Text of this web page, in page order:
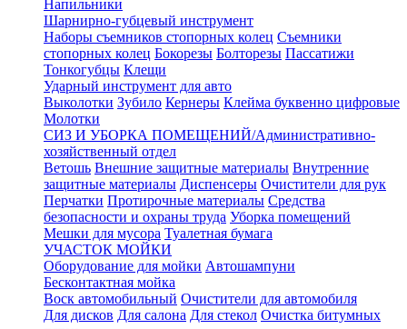
Напильники
Шарнирно-губцевый инструмент
Наборы съемников стопорных колец Съемники
стопорных колец Бокорезы Болторезы Пассатижи
Тонкогубцы Клещи
Ударный инструмент для авто
Выколотки Зубило Кернеры Клейма буквенно цифровые
Молотки
СИЗ И УБОРКА ПОМЕЩЕНИЙ/Административно-
хозяйственный отдел
Ветошь Внешние защитные материалы Внутренние
защитные материалы Диспенсеры Очистители для рук
Перчатки Протирочные материалы Средства
безопасности и охраны труда Уборка помещений
Мешки для мусора Туалетная бумага
УЧАСТОК МОЙКИ
Оборудование для мойки Автошампуни
Бесконтактная мойка
Воск автомобильный Очистители для автомобиля
Для дисков Для салона Для стекол Очистка битумных